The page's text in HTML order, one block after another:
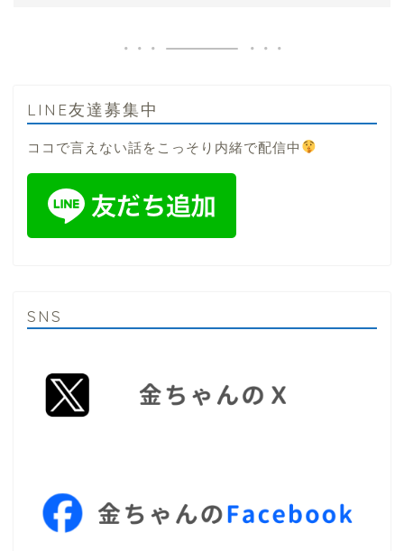
LINE友達募集中
ココで言えない話をこっそり内緒で配信中
SNS